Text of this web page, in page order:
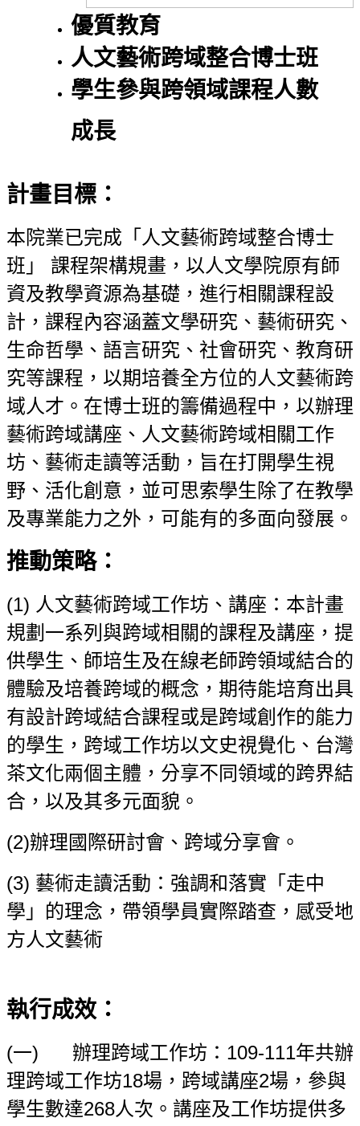
優質教育
人文藝術跨域整合博士班
學生參與跨領域課程人數
成長
計畫目標：
本院業已完成「人文藝術跨域整合博士
班」 課程架構規畫，以人文學院原有師
資及教學資源為基礎，進行相關課程設
計，課程內容涵蓋文學研究、藝術研究、
生命哲學、語言研究、社會研究、教育研
究等課程，以期培養全方位的人文藝術跨
域人才。在博士班的籌備過程中，以辦理
藝術跨域講座、人文藝術跨域相關工作
坊、藝術走讀等活動，旨在打開學生視
野、活化創意，並可思索學生除了在教學
及專業能力之外，可能有的多面向發展。
推動策略：
(1) 人文藝術跨域工作坊、講座：本計畫
規劃一系列與跨域相關的課程及講座，提
供學生、師培生及在線老師跨領域結合的
體驗及培養跨域的概念，期待能培育出具
有設計跨域結合課程或是跨域創作的能力
的學生，跨域工作坊以文史視覺化、台灣
茶文化兩個主體，分享不同領域的跨界結
合，以及其多元面貌。
(2)辦理國際研討會、跨域分享會。
(3) 藝術走讀活動：強調和落實「走中
學」的理念，帶領學員實際踏查，感受地
方人文藝術
執行成效：
(一) 辦理跨域工作坊：109-111年共辦
理跨域工作坊18場，跨域講座2場，參與
學生數達268人次。講座及工作坊提供多